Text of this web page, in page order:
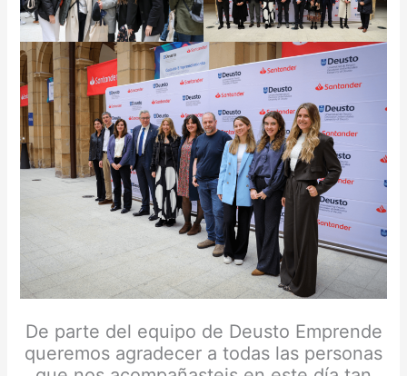
De parte del equipo de Deusto Emprende
queremos agradecer a todas las personas